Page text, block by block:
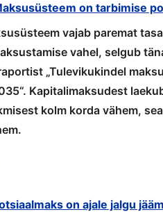
on tarbimise
vajab paremat
vahel, selgub
„Tulevikukindel
Kapitalimaksudest
kolm korda vähem,
on ajale jalgu